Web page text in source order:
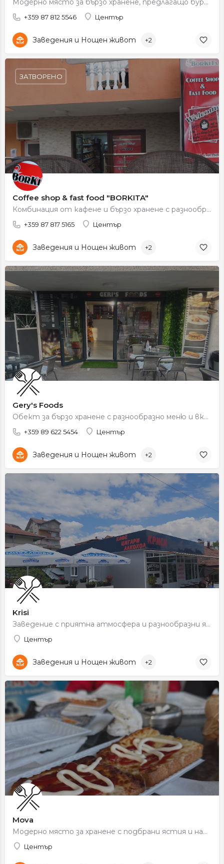
Модерно място за бързо хранене, предлагащо бургери, сандвичи, напитки и разнообразни вкусни предложения.
+359 87 812 5546 Център
Заведения и Нощен живот +2
Coffee shop & fast food "BORKITA"
Комбинация от кафене и бързо хранене с разнообразни напитки и вкусни предложения.
+359 87 817 5165 Център
ЗАТВОРЕНО
Заведения и Нощен живот +2
Gery's Foods
Обект за бързо хранене с разнообразно меню и вкусни предложения за всеки вкус.
+359 89 622 5454 Център
Заведения и Нощен живот +2
Krisi
Заведение с приятна атмосфера и разнообразни ястия, подходящи за ежедневен обяд или вечеря.
Център
Заведения и Нощен живот +2
Mova
Модерно място за хранене с подбрани ястия и напитки в уютна обстановка.
Център